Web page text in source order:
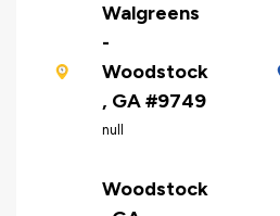
Walgreens
-
Woodstock
, GA #9749
null
Woodstock